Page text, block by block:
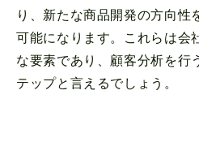
り、新たな商品開発の方向性
可能になります。これらは会
な要素であり、顧客分析を行
テップと言えるでしょう。